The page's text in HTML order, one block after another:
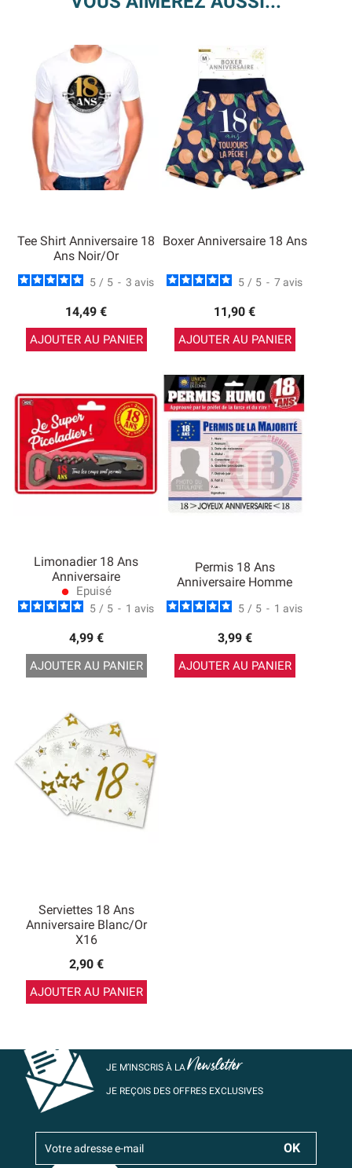
Tee Shirt Anniversaire 18
Ans Noir/Or
5 / 5 - 3 avis
14,49 €
AJOUTER AU PANIER
Boxer Anniversaire 18 Ans
5 / 5 - 7 avis
11,90 €
AJOUTER AU PANIER
Limonadier 18 Ans
Anniversaire
lens Epuisé
5 / 5 - 1 avis
4,99 €
AJOUTER AU PANIER
Permis 18 Ans
Anniversaire Homme
5 / 5 - 1 avis
3,99 €
AJOUTER AU PANIER
Serviettes 18 Ans
Anniversaire Blanc/Or
X16
2,90 €
AJOUTER AU PANIER
JE M’INSCRIS À LANewsletter
JE REÇOIS DES OFFRES EXCLUSIVES